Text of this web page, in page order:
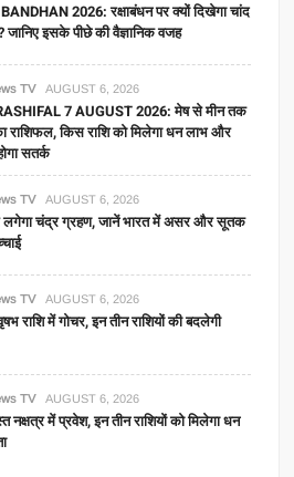
2026: रक्षाबंधन पर क्यों दिखेगा चांद
इसके पीछे की वैज्ञानिक वजह
TV AUGUST 6, 2026
7 AUGUST 2026: मेष से मीन तक
किस राशि को मिलेगा धन लाभ और
सतर्क
TV AUGUST 6, 2026
लगेगा चंद्र ग्रहण, जानें भारत में असर और सूतक
TV AUGUST 6, 2026
राशि में गोचर, इन तीन राशियों की बदलेगी
TV AUGUST 6, 2026
नक्षत्र में प्रवेश, इन तीन राशियों को मिलेगा धन